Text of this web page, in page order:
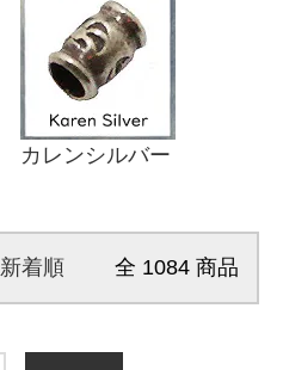
カレンシルバー
新着順 全 1084 商品